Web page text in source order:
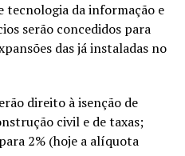
tecnologia da informação e
serão concedidos para
das já instaladas no
direito à isenção de
civil e de taxas;
2% (hoje a alíquota